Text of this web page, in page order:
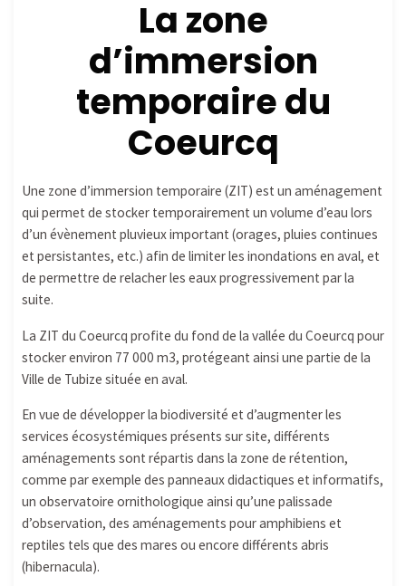
La zone
d’immersion
temporaire du
Coeurcq
Une zone d’immersion temporaire (ZIT) est un aménagement
qui permet de stocker temporairement un volume d’eau lors
d’un évènement pluvieux important (orages, pluies continues
et persistantes, etc.) afin de limiter les inondations en aval, et
de permettre de relacher les eaux progressivement par la
suite.
La ZIT du Coeurcq profite du fond de la vallée du Coeurcq pour
stocker environ 77 000 m3, protégeant ainsi une partie de la
Ville de Tubize située en aval.
En vue de développer la biodiversité et d’augmenter les
services écosystémiques présents sur site, différents
aménagements sont répartis dans la zone de rétention,
comme par exemple des panneaux didactiques et informatifs,
un observatoire ornithologique ainsi qu’une palissade
d’observation, des aménagements pour amphibiens et
reptiles tels que des mares ou encore différents abris
(hibernacula).